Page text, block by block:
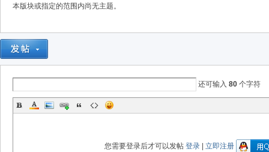
本版块或指定的范围内尚无主题。
还可输入 80 个字符
您需要登录后才可以发帖 登录| 立即注册